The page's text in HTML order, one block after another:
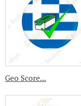
Geo Score...